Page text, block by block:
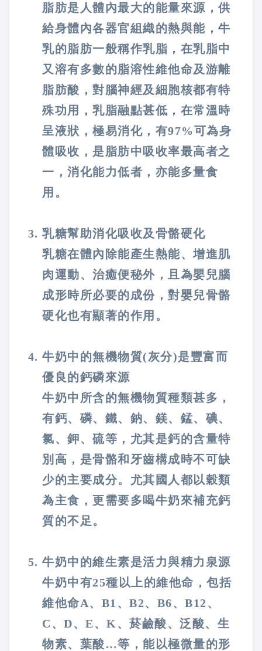
脂肪是人體內最大的能量來源，供
給身體內各器官組織的熱與能，牛
乳的脂肪一般稱作乳脂，在乳脂中
又溶有多數的脂溶性維他命及游離
脂肪酸，對腦神經及細胞核都有特
殊功用，乳脂融點甚低，在常溫時
呈液狀，極易消化，有97%可為身
體吸收，是脂肪中吸收率最高者之
一，消化能力低者，亦能多量食
用。
乳糖幫助消化吸收及骨骼硬化
乳糖在體內除能產生熱能、增進肌
肉運動、治癒便秘外，且為嬰兒腦
成形時所必要的成份，對嬰兒骨骼
硬化也有顯著的作用。
牛奶中的無機物質(灰分)是豐富而
優良的鈣磷來源
牛奶中所含的無機物質種類甚多，
有鈣、磷、鐵、鈉、鎂、錳、碘、
氯、鉀、硫等，尤其是鈣的含量特
別高，是骨骼和牙齒構成時不可缺
少的主要成分。尤其國人都以穀類
為主食，更需要多喝牛奶來補充鈣
質的不足。
牛奶中的維生素是活力與精力泉源
牛奶中有25種以上的維他命，包括
維他命A、B1、B2、B6、B12、
C、D、E、K、菸鹼酸、泛酸、生
物素、葉酸…等，能以極微量的形